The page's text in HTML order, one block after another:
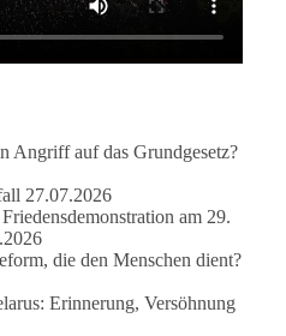
die Hürde nur die Großen?
rund 6,8 Millionen
außen vor – fast jede
Angriff auf das Grundgesetz?
27.07.2026
am 29.
die den Menschen dient?
Erinnerung, Versöhnung